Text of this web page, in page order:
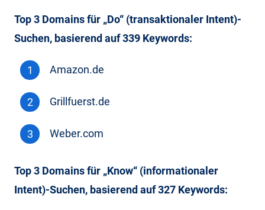
Top 3 Domains für „Do“ (transaktionaler Intent)-
Suchen, basierend auf 339 Keywords:
Amazon.de
Grillfuerst.de
Weber.com
Top 3 Domains für „Know“ (informationaler
Intent)-Suchen, basierend auf 327 Keywords: